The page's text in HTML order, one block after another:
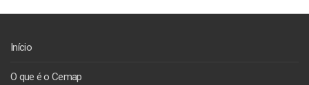
Início
O que é o Cemap